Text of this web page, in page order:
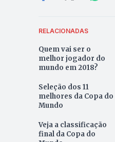
RELACIONADAS
Quem vai ser o
melhor jogador do
mundo em 2018?
Seleção dos 11
melhores da Copa do
Mundo
Veja a classificação
final da Copa do